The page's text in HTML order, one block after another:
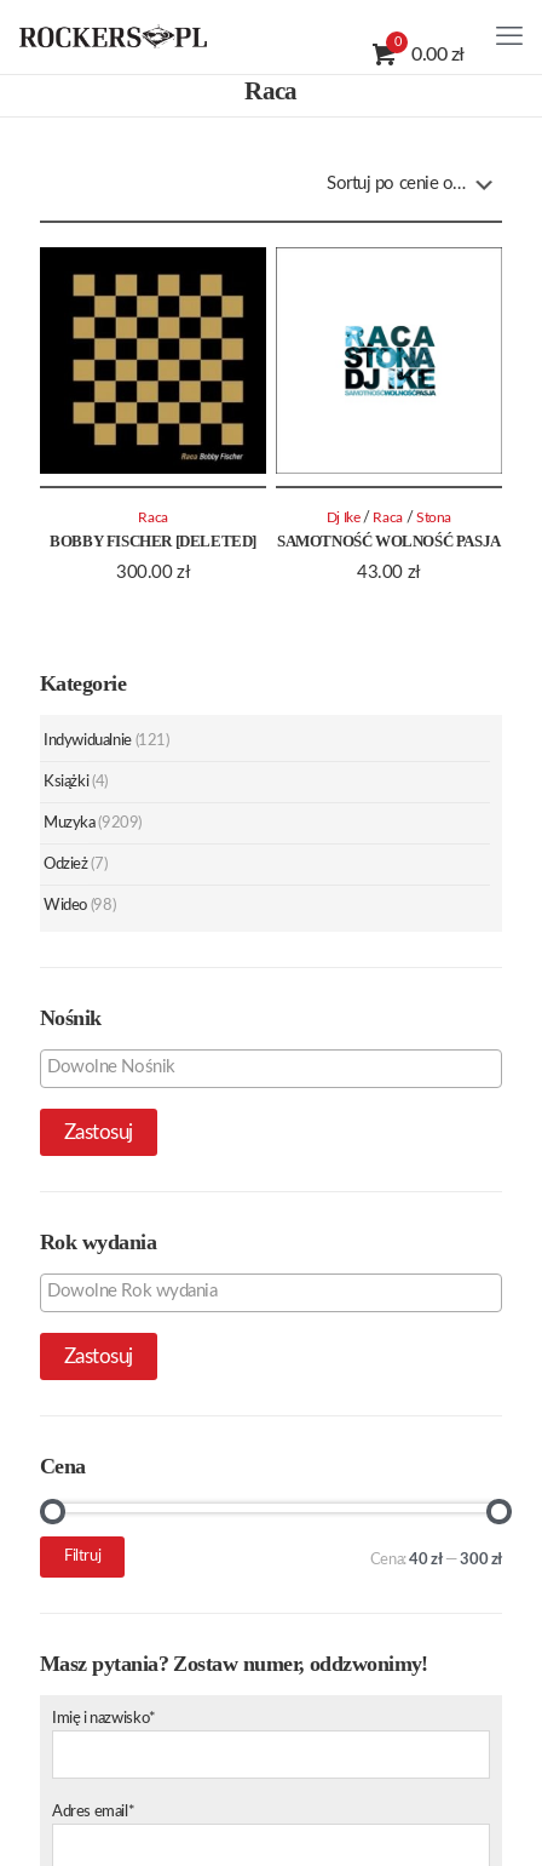
0
0.00 zł
Raca
BOBBY FISCHER [DELETED]
300.00 zł
Raca
SAMOTNOŚĆ WOLNOŚĆ PASJA
43.00 zł
Dj Ike / Raca / Stona
Kategorie
Indywidualnie (121)
Książki (4)
Muzyka (9209)
Odzież (7)
Wideo (98)
Nośnik
Zastosuj
Rok wydania
Zastosuj
Cena
Cena
Cena
Filtruj Cena:40 zł—300 zł
Masz pytania? Zostaw numer, oddzwonimy!
Imię i nazwisko*
Adres email*